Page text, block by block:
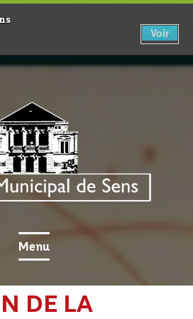
Voir
de Sens
Menu
DE LA